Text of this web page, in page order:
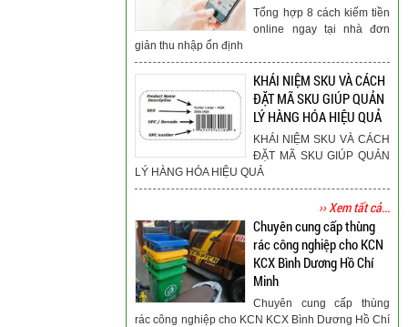
Tổng hợp 8 cách kiếm tiền
online ngay tại nhà đơn
giản thu nhập ổn định
KHÁI NIỆM SKU VÀ CÁCH
ĐẶT MÃ SKU GIÚP QUẢN
LÝ HÀNG HÓA HIỆU QUẢ
KHÁI NIỆM SKU VÀ CÁCH
ĐẶT MÃ SKU GIÚP QUẢN
LÝ HÀNG HÓA HIỆU QUẢ
›› Xem tất cả...
Chuyên cung cấp thùng
rác công nghiệp cho KCN
KCX Bình Dương Hồ Chí
Minh
Chuyên cung cấp thùng
rác công nghiệp cho KCN KCX Bình Dương Hồ Chí